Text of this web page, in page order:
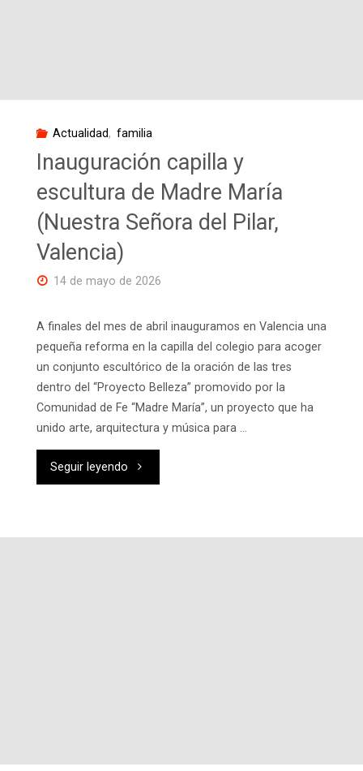
Actualidad, familia
Inauguración capilla y
escultura de Madre María
(Nuestra Señora del Pilar,
Valencia)
14 de mayo de 2026
A finales del mes de abril inauguramos en Valencia una
pequeña reforma en la capilla del colegio para acoger
un conjunto escultórico de la oración de las tres
dentro del “Proyecto Belleza” promovido por la
Comunidad de Fe “Madre María”, un proyecto que ha
unido arte, arquitectura y música para …
Seguir leyendo "Inauguración
y